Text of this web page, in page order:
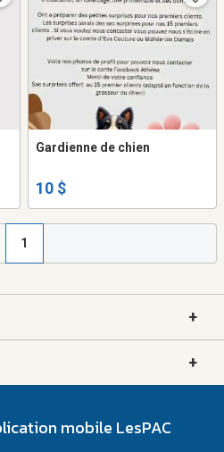
Gardienne de chien
10 $
1
+
+
mobile LesPAC